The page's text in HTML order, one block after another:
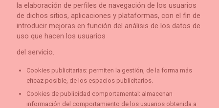
la elaboración de perfiles de navegación de los usuarios
de dichos sitios, aplicaciones y plataformas, con el fin de
introducir mejoras en función del análisis de los datos de
uso que hacen los usuarios
del servicio.
Cookies publicitarias: permiten la gestión, de la forma más
eficaz posible, de los espacios publicitarios.
Cookies de publicidad comportamental: almacenan
información del comportamiento de los usuarios obtenida a